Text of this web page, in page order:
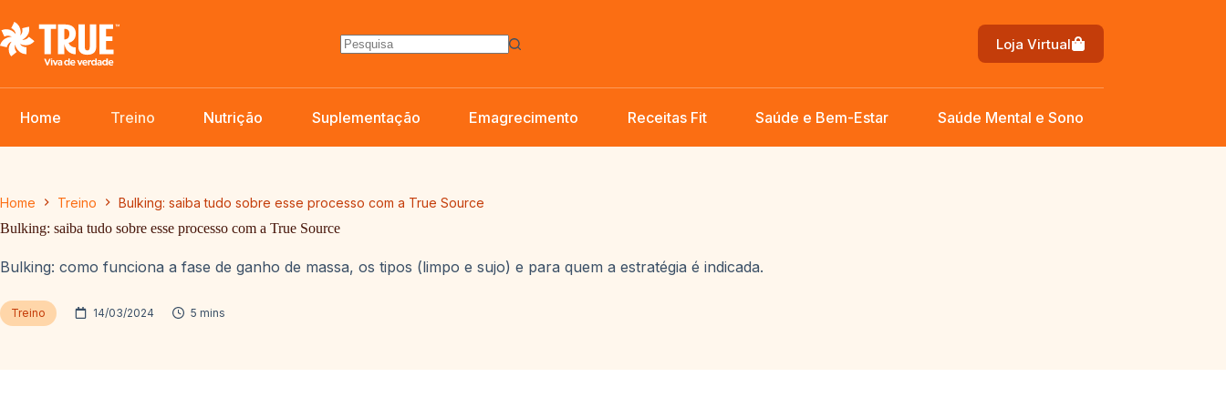
para
o
conteúdo
Loja Virtual
Home Treino Nutrição Suplementação Emagrecimento Receitas Fit Saúde e Bem-Estar Saúde Mental e Sono
Home Treino
Bulking: saiba tudo sobre esse processo com a True Source
Bulking: saiba tudo sobre esse processo com a True Source
Bulking: como funciona a fase de ganho de massa, os tipos (limpo e sujo) e para quem a estratégia é indicada.
Treino 14/03/2024 5 mins